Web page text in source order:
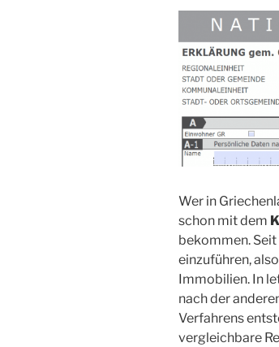
Wer in
schon mit dem
bekommen.
einzuführen,
Immobilien. In
nach der
Verfahrens
vergleichbare